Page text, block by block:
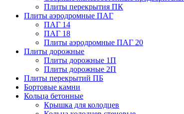
Плиты перекрытия ПК
Плиты аэродромные ПАГ
ПАГ 14
ПАГ 18
Плиты аэродромные ПАГ 20
Плиты дорожные
Плиты дорожные 1П
Плиты дорожные 2П
Плиты перекрытий ПБ
Бортовые камни
Кольца бетонные
Крышка для колодцев